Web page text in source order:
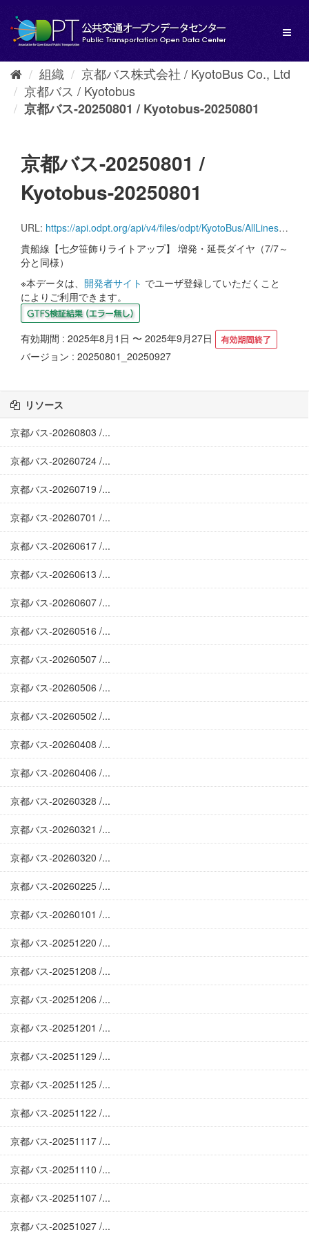
し
組織
京都バス株式会社 / KyotoBus Co., Ltd
京都バス / Kyotobus
京都バス-20250801 / Kyotobus-20250801
京都バス-20250801 /
Kyotobus-20250801
URL: https://api.odpt.org/api/v4/files/odpt/KyotoBus/AllLinesAnotherversion.zip?date=20250801&acl:consumerKey=[アクセストークン/YOUR_ACCESS_TOKEN]
貴船線【七夕笹飾りライトアップ】 増発・延長ダイヤ（7/7～
分と同様）
※本データは、 開発者サイト でユーザ登録していただくこと
によりご利用できます。
有効期間 : 2025年8月1日 〜 2025年9月27日
バージョン : 20250801_20250927
リソース
京都バス-20260803 /...
京都バス-20260724 /...
京都バス-20260719 /...
京都バス-20260701 /...
京都バス-20260617 /...
京都バス-20260613 /...
京都バス-20260607 /...
京都バス-20260516 /...
京都バス-20260507 /...
京都バス-20260506 /...
京都バス-20260502 /...
京都バス-20260408 /...
京都バス-20260406 /...
京都バス-20260328 /...
京都バス-20260321 /...
京都バス-20260320 /...
京都バス-20260225 /...
京都バス-20260101 /...
京都バス-20251220 /...
京都バス-20251208 /...
京都バス-20251206 /...
京都バス-20251201 /...
京都バス-20251129 /...
京都バス-20251125 /...
京都バス-20251122 /...
京都バス-20251117 /...
京都バス-20251110 /...
京都バス-20251107 /...
京都バス-20251027 /...